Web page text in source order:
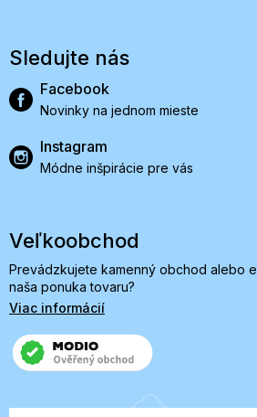
Sledujte nás
Facebook
Novinky na jednom mieste
Instagram
Módne inšpirácie pre vás
Veľkoobchod
Prevádzkujete kamenný obchod alebo
naša ponuka tovaru?
Viac informácií